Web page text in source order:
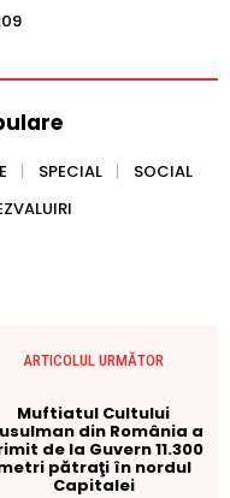
SPECIAL
SOCIAL
ARTICOLUL URMĂTOR
Muftiatul Cultului
din România a
de la Guvern 11.300
pătraţi în nordul
Capitalei